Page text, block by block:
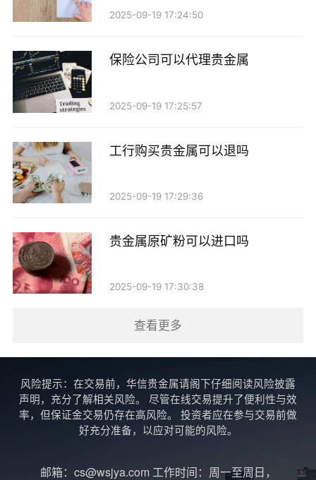
2. 评估修复体的适应性：拍片可以帮助牙医判断烤
瓷牙的适配情况，确保其与牙齿之间的边缘密合，避免
细菌滋生。
3. 监测长期效果：贵金属烤瓷牙的使用寿命通常较
片检查可以及时发现潜在的问题，进行早期干预。
拍片注意事项
者仍需注意以下几点：
1. 告知医生牙齿修复情况：在拍片前，务必告知医
据具体情况选择合适的拍片方式。
但如果不是必要的情况下，可以尽量减少拍片频率。
3. 定期检查：建议定期进行口腔检查和拍片，以便
2025-09-19 17:24:50
保险公司可以代理贵金属
2025-09-19 17:25:57
工行购买贵金属可以退吗
2025-09-19 17:29:36
贵金属原矿粉可以进口吗
2025-09-19 17:30:38
查看更多
风险提示：在交易前，华信贵金属请阁下仔细阅读风险披露
声明，充分了解相关风险。 尽管在线交易提升了便利性与效
率，但保证金交易仍存在高风险。 投资者应在参与交易前做
好充分准备，以应对可能的风险。
邮箱：cs@wsjya.com 工作时间：周一至周日，